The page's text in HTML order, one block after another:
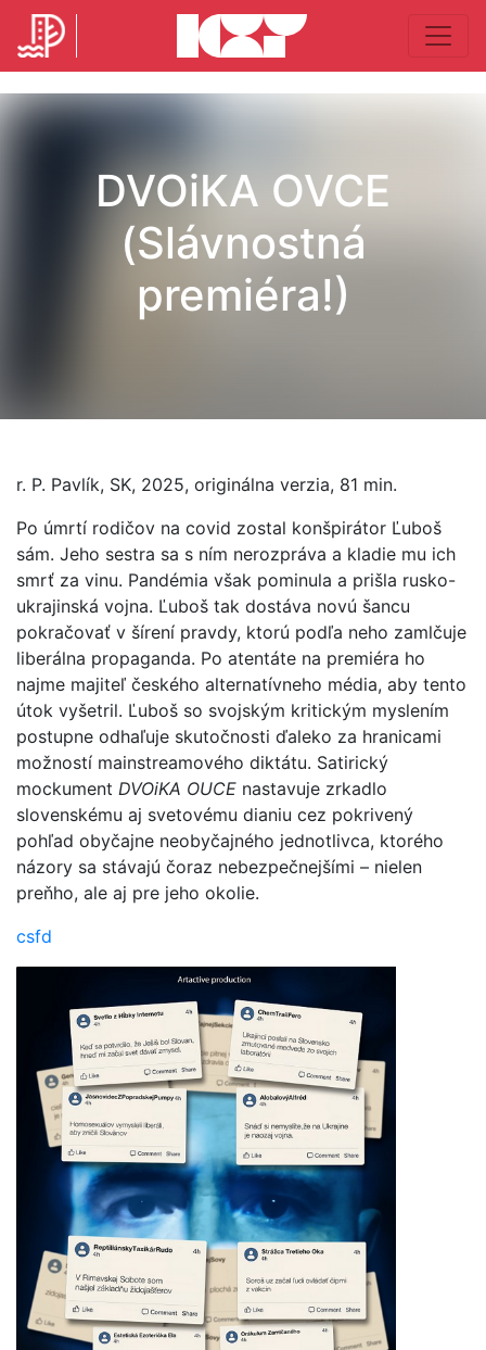
DVOiKA OVCE
(Slávnostná
premiéra!)
r. P. Pavlík, SK, 2025, originálna verzia, 81 min.
Po úmrtí rodičov na covid zostal konšpirátor Ľuboš
sám. Jeho sestra sa s ním nerozpráva a kladie mu ich
smrť za vinu. Pandémia však pominula a prišla rusko-
ukrajinská vojna. Ľuboš tak dostáva novú šancu
pokračovať v šírení pravdy, ktorú podľa neho zamlčuje
liberálna propaganda. Po atentáte na premiéra ho
najme majiteľ českého alternatívneho média, aby tento
útok vyšetril. Ľuboš so svojským kritickým myslením
postupne odhaľuje skutočnosti ďaleko za hranicami
možností mainstreamového diktátu. Satirický
mockument DVOiKA OUCE nastavuje zrkadlo
slovenskému aj svetovému dianiu cez pokrivený
pohľad obyčajne neobyčajného jednotlivca, ktorého
názory sa stávajú čoraz nebezpečnejšími – nielen
preňho, ale aj pre jeho okolie.
csfd